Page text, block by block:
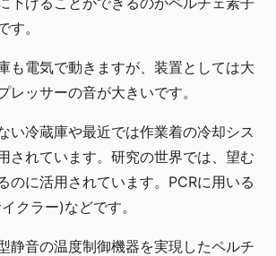
す。
も電気で動きますが、装置としては大
レッサーの音が大きいです。
い冷蔵庫や最近では作業着の冷却シス
されています。研究の世界では、望む
のに活用されています。PCRに用いる
クラー)などです。
静音の温度制御機器を実現したペルチ